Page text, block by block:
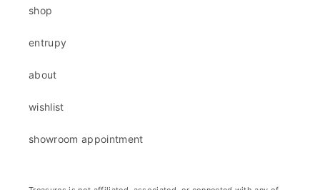
shop
entrupy
about
wishlist
showroom appointment